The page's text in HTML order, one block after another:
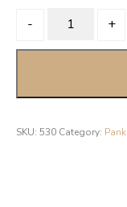
-
GEHAKT
+
SKU: 530 Category: